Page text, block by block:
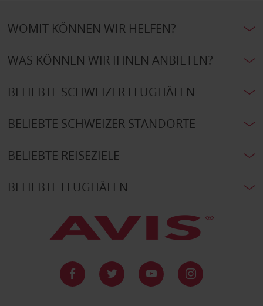
WOMIT KÖNNEN WIR HELFEN?
WAS KÖNNEN WIR IHNEN ANBIETEN?
BELIEBTE SCHWEIZER FLUGHÄFEN
BELIEBTE SCHWEIZER STANDORTE
BELIEBTE REISEZIELE
BELIEBTE FLUGHÄFEN